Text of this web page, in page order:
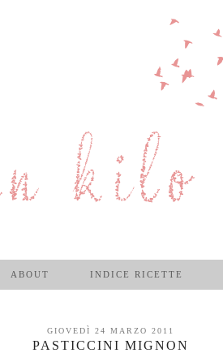
ABOUT INDICE RICETTE
GIOVEDÌ 24 MARZO 2011
PASTICCINI MIGNON